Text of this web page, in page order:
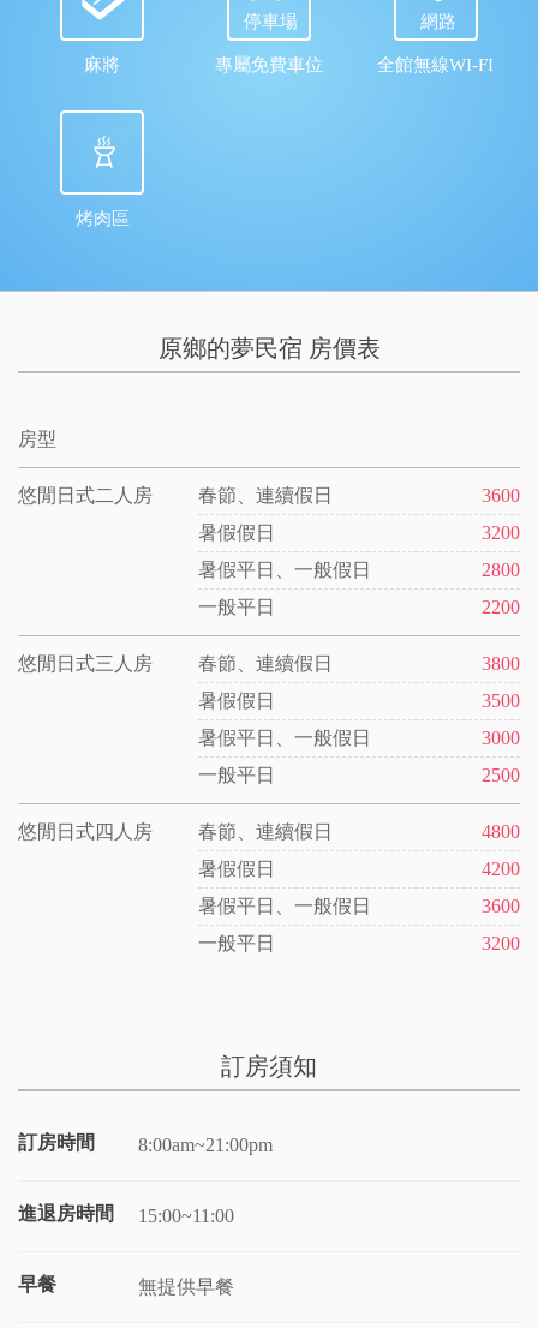
麻將
停車場
專屬免費車位
網路
全館無線WI-FI
烤肉區
原鄉的夢民宿 房價表
房型
悠閒日式二人房 春節、連續假日
3600
暑假假日
3200
暑假平日、一般假日
2800
一般平日
2200
悠閒日式三人房 春節、連續假日
3800
暑假假日
3500
暑假平日、一般假日
3000
一般平日
2500
悠閒日式四人房 春節、連續假日
4800
暑假假日
4200
暑假平日、一般假日
3600
一般平日
3200
訂房須知
訂房時間 8:00am~21:00pm
進退房時間 15:00~11:00
早餐 無提供早餐